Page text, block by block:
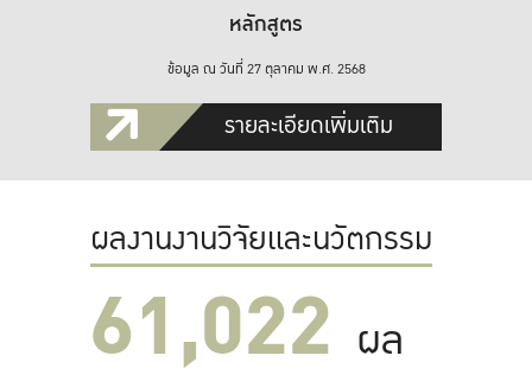
หลักสูตร
ข้อมูล ณ วันที่ 27 ตุลาคม พ.ศ. 2568
รายละเอียดเพิ่มเติม
ผลงานงานวิจัยและนวัตกรรม
61,022 ผล